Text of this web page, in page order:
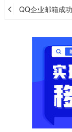
QQ企业邮箱成
股有限公司